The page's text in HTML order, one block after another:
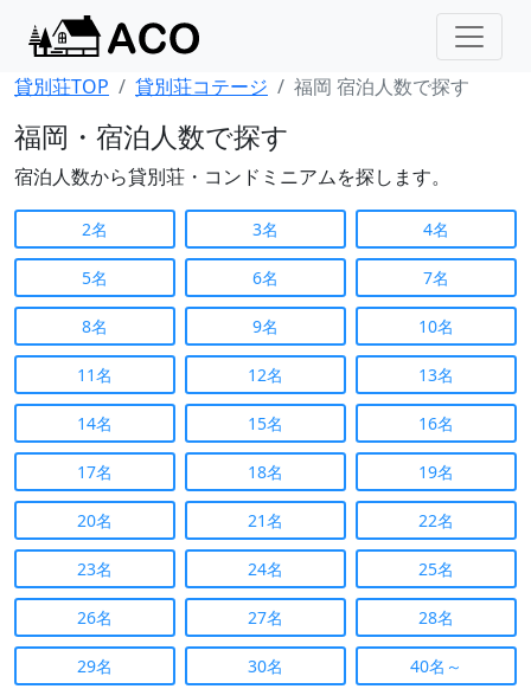
貸別荘TOP 貸別荘コテージ 福岡 宿泊人数で探す
福岡・宿泊人数で探す
宿泊人数から貸別荘・コンドミニアムを探します。
2名 3名 4名
5名 6名 7名
8名 9名 10名
11名 12名 13名
14名 15名 16名
17名 18名 19名
20名 21名 22名
23名 24名 25名
26名 27名 28名
29名 30名 40名～